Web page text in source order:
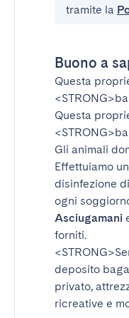
tramite la
Buono a
Questa
Questa
Gli animali
Effettuiamo
disinfezione
ogni
Asciugamani
forniti.
deposito
privato,
ricreative e